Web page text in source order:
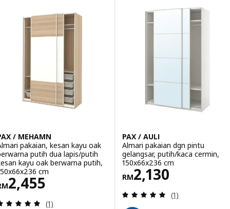
/ MEHAMN
pakaian, kesan kayu oak
putih dua lapis/putih
kayu oak berwarna putih,
cm
2,455RM 2455
Ulasan: 5 daripada 5 bintang. Jumlah ulasan:
(1)
PAX / AULI
Almari pakaian dgn pintu
gelangsar, putih/kaca cermin,
150x66x236 cm
RM2,130
Harga RM 2130
Ulasan: 5
(1)